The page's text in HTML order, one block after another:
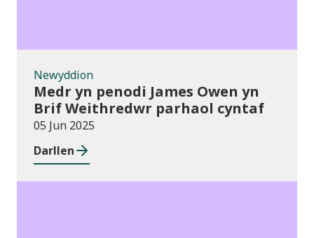
Newyddion
Medr yn penodi James Owen yn
Brif Weithredwr parhaol cyntaf
05 Jun 2025
Darllen